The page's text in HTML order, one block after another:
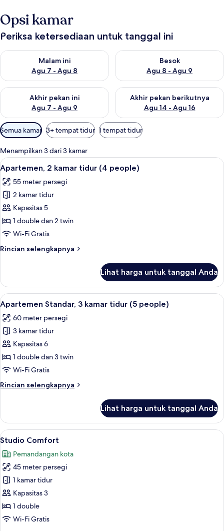
Opsi kamar
Periksa ketersediaan untuk tanggal ini
Malam ini
Agu 7 - Agu 8
Periksa ketersediaan untuk malam ini Agu 7 - Agu 8
Besok
Agu 8 - Agu 9
Periksa ketersediaan untuk
Akhir pekan ini
Agu 7 - Agu 9
Periksa ketersediaan untuk akhir pekan ini Agu 7 - Agu 9
Akhir pekan berikutnya
Agu 14 - Agu 16
Periksa ketersediaan untuk
Filter
tersedia
untuk
kamar
Semua kamar 3+ tempat tidur 1 tempat tidur
Menampilkan 3 dari 3 kamar
Lihat
semua
foto
untuk
Apartemen,
2
kamar
(4
Televisi layar datar 32-inci dengan
9
Apartemen, 2 kamar tidur (4 people)
55 meter persegi
2 kamar tidur
Kapasitas 5
1 double dan 2 twin
Wi-Fi Gratis
Rincian selengkapnya
Rincian
Apartemen,
kamar
tidur
(4
people)
Lihat harga untuk tanggal Anda
Lihat
semua
foto
untuk
Apartemen
Standar,
3
tidur
Televisi layar datar 32-inci dengan
49
Apartemen Standar, 3 kamar tidur (5 people)
60 meter persegi
3 kamar tidur
Kapasitas 6
1 double dan 3 twin
Wi-Fi Gratis
Rincian selengkapnya
Rincian
Apartemen
Standar,
3
tidur
(5
people)
Lihat harga untuk tanggal Anda
Lihat
semua
foto
untuk
Studio
Comfort
Studio Comfort | 1 kamar tidur,
11
Studio Comfort
Pemandangan kota
45 meter persegi
1 kamar tidur
Kapasitas 3
1 double
Wi-Fi Gratis